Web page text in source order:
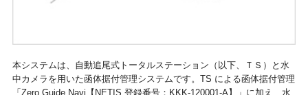
本システムは、自動追尾式トータルステーション（以下、ＴＳ）と水
中カメラを用いた函体据付管理システムです。TS による函体据付管理
「Zero Guide Navi【NETIS 登録番号：KKK-120001-A】」に加え、水